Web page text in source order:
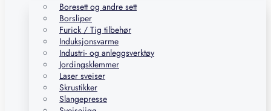
Boresett og andre sett
Borsliper
Furick / Tig tilbehør
Induksjonsvarme
Industri- og anleggsverktøy
Jordingsklemmer
Laser sveiser
Skrustikker
Slangepresse